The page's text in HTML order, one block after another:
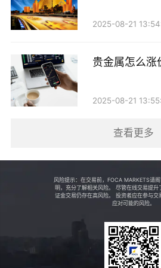
需向工行提出申请。客户可以通
提供相关的身份证明和账户信息
3. 选择提取方式 客户在申请
同的提取方式。常见的方式包括
送达。若选择自提，客户需前往
4. 支付相关费用 在提取实物
上查询或咨询客服。手续费的收
种类、重量以及提取方式有关。
2025-08-21
贵金属怎么涨
2025-08-21
查看更多
风险提示：在交易前，FOCA MARKETS请
明，充分了解相关风险。 尽管在线交易提升
证金交易仍存在高风险。 投资者应在参与交
应对可能的风险。